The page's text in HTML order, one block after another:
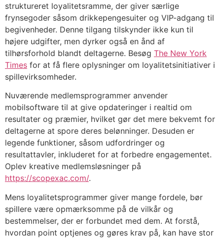
struktureret loyalitetsramme, der giver særlige
frynsegoder såsom drikkepengesuiter og VIP-adgang til
begivenheder. Denne tilgang tilskynder ikke kun til
højere udgifter, men dyrker også en ånd af
tilhørsforhold blandt deltagerne. Besøg The New York
Times for at få flere oplysninger om loyalitetsinitiativer i
spillevirksomheder.
Nuværende medlemsprogrammer anvender
mobilsoftware til at give opdateringer i realtid om
resultater og præmier, hvilket gør det mere bekvemt for
deltagerne at spore deres belønninger. Desuden er
legende funktioner, såsom udfordringer og
resultattavler, inkluderet for at forbedre engagementet.
Oplev kreative medlemsløsninger på
https://scopexac.com/.
Mens loyalitetsprogrammer giver mange fordele, bør
spillere være opmærksomme på de vilkår og
bestemmelser, der er forbundet med dem. At forstå,
hvordan point optjenes og gøres krav på, kan have stor